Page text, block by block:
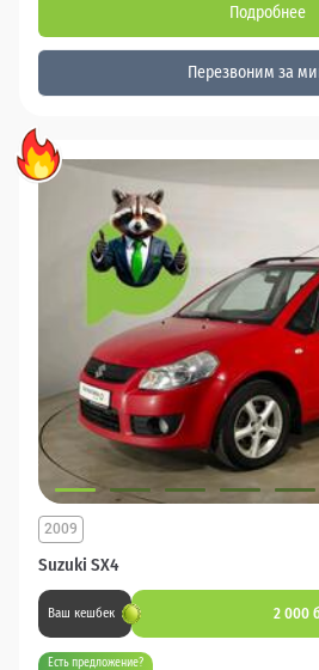
Подробнее
Перезвоним за
Suzuki SX4
2009
Ваш кешбек 2 000
Есть предложение?